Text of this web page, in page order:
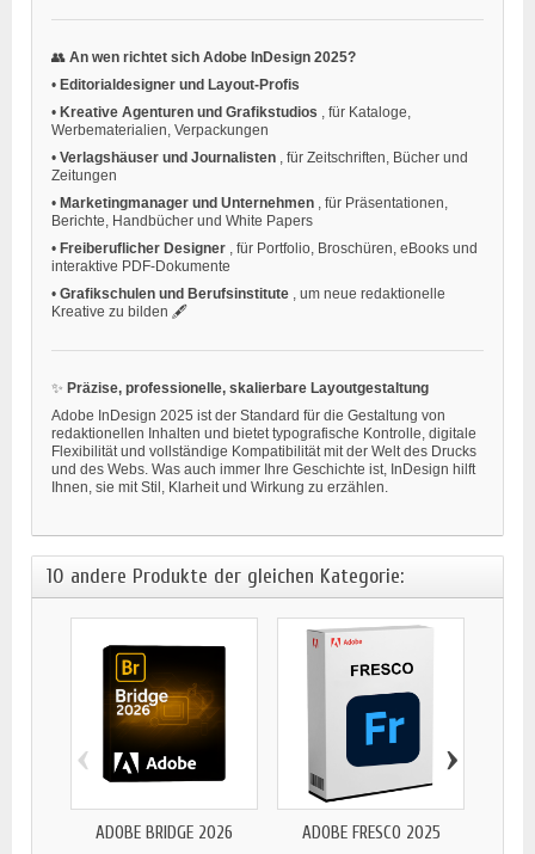
👥 An wen richtet sich Adobe InDesign 2025?
• Editorialdesigner und Layout-Profis
• Kreative Agenturen und Grafikstudios
, für Kataloge,
Werbematerialien, Verpackungen
• Verlagshäuser und Journalisten
, für Zeitschriften, Bücher und
Zeitungen
• Marketingmanager und Unternehmen
, für Präsentationen,
Berichte, Handbücher und White Papers
• Freiberuflicher Designer
, für Portfolio, Broschüren, eBooks und
interaktive PDF-Dokumente
• Grafikschulen und Berufsinstitute
, um neue redaktionelle
Kreative zu bilden 🖋️
✨ Präzise, professionelle, skalierbare Layoutgestaltung
Adobe InDesign 2025 ist der Standard für die Gestaltung von
redaktionellen Inhalten und bietet typografische Kontrolle, digitale
Flexibilität und vollständige Kompatibilität mit der Welt des Drucks
und des Webs. Was auch immer Ihre Geschichte ist, InDesign hilft
Ihnen, sie mit Stil, Klarheit und Wirkung zu erzählen.
10 andere Produkte der gleichen Kategorie:
ADOBE BRIDGE 2026 ADOBE FRESCO 2025
‹ ›